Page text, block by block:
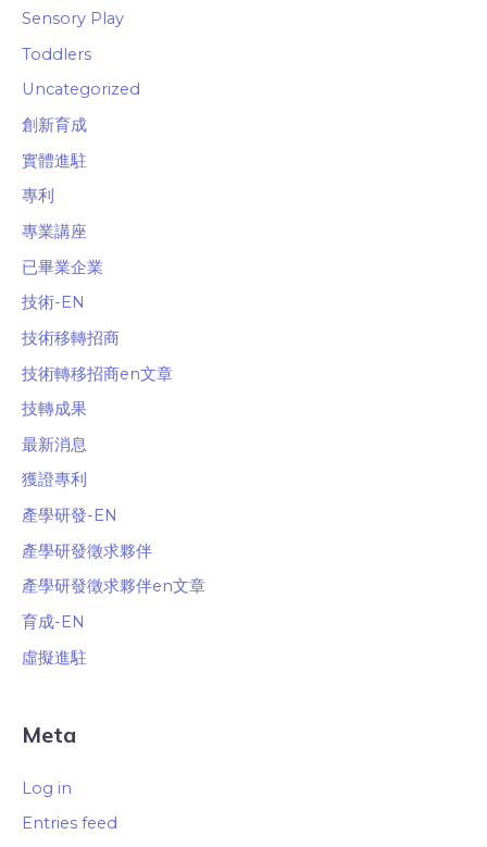
Sensory Play
Toddlers
Uncategorized
創新育成
實體進駐
專利
專業講座
已畢業企業
技術-EN
技術移轉招商
技術轉移招商en文章
技轉成果
最新消息
獲證專利
產學研發-EN
產學研發徵求夥伴
產學研發徵求夥伴en文章
育成-EN
虛擬進駐
Meta
Log in
Entries feed